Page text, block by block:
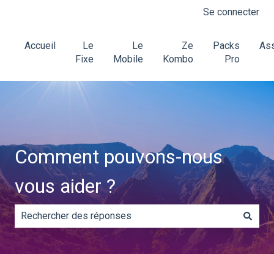
Se connecter
Accueil
Le
Fixe
Le
Mobile
Ze
Kombo
Packs
Pro
Comment pouvons-nous
vous aider ?
Il n'y a aucune suggestion car le champ de recherche